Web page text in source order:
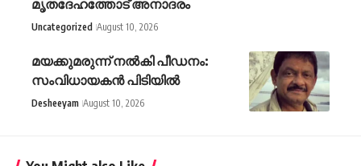
മൃതദേഹത്തോട് അനാദരം
Uncategorized August 10, 2026
മയക്കുമരുന്ന് നൽകി പീഡനം:
സംവിധായകൻ പിടിയിൽ
Desheeyam August 10, 2026